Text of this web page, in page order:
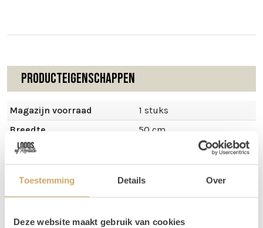
Toestemming Details Over
Deze website maakt gebruik van cookies
Producteigenschappen
Magazijn voorraad
1 stuks
Breedte
50 cm
Hoogte
Omschrijving